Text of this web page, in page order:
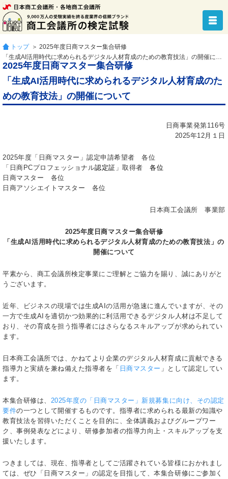
トップ ＞ 2025年度日商マスター集合研修
「生成AI活用時代に求められるデジタル人材育成のための教育技法」の開催について
2025年度日商マスター集合研修
「生成AI活用時代に求められるデジタル人材育成のた
めの教育技法」の開催について
日商事業発第116号
2025年12月１日
2025年度「日商マスター」認定申請希望者 各位
「日商PCプロフェッショナル認定証 」取得者各位
日商マスター 各位
日商アソシエイトマスター 各位
日本商工会議所 事業部
2025年度日商マスター集合研修
「生成AI活用時代に求められるデジタル人材育成のための教育技法」の
開催について
平素から、商工会議所検定事業にご理解とご協力を賜り、誠にありがと
うございます。
近年、ビジネスの現場では生成AIの活用が急速に進んでいますが、その
一方で生成AIを適切かつ効果的に利活用できるデジタル人材は不足して
おり、その育成を担う指導者にはさらなるスキルアップが求められてい
ます。
日本商工会議所では、かねてより企業のデジタル人材育成に貢献できる
指導力と実績を兼ね備えた指導者を「 日商マスター 」として認定してい
ます。
本集合研修は、 2025年度の「日商マスター」新規募集に向け、その認定
要件の一つとして開催するものです。指導者に求められる最新の知識や
教育技法を習得いただくことを目的に、全体講義およびグループワー
ク、事例発表などにより、研修参加者の指導力向上・スキルアップを支
援いたします。
つきましては、現在、指導者としてご活躍されている皆様におかれまし
ては、ぜひ「日商マスター」の認定を目指して、本集合研修にご参加く